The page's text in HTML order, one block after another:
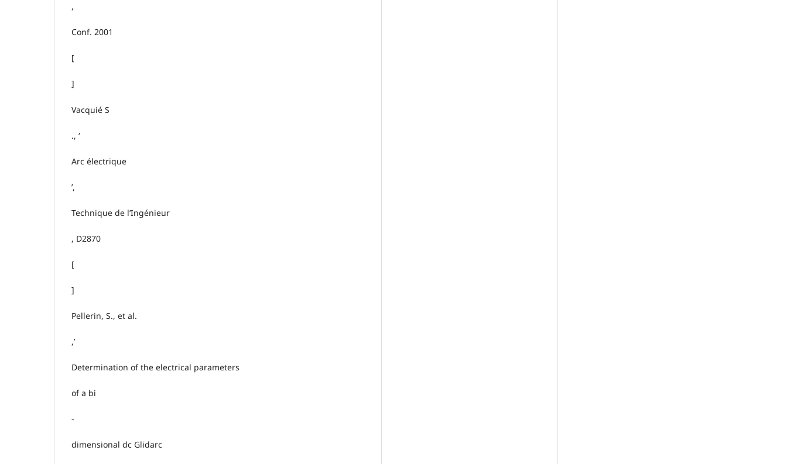
,
Conf. 2001
[
]
Vacquié S
., ‘
Arc électrique
’,
Technique de l’Ingénieur
, D2870
[
]
Pellerin, S., et al.
,’
Determination of the electrical parameters
of a bi
-
dimensional dc Glidarc